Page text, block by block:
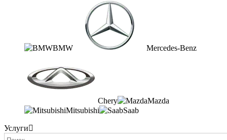
BMW Mercedes-Benz
Chery
Mazda
Mitsubishi
Saab
Услуги